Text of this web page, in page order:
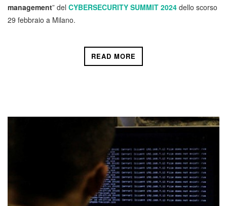
management” del CYBERSECURITY SUMMIT 2024 dello scorso
29 febbraio a Milano.
READ MORE